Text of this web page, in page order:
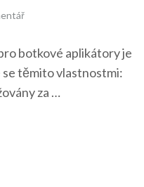
botkové aplikátory je
se těmito vlastnostmi:
za …